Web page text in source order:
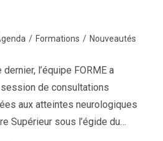
/ Formations / Nouveautés
l’équipe FORME a
de consultations
aux atteintes neurologiques
Supérieur sous l’égide du…